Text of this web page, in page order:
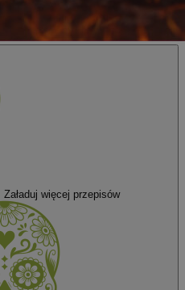
Załaduj więcej przepisów